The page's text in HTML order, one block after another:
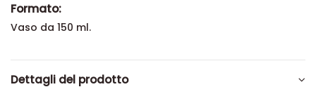
Formato:
Vaso da 150 ml.
Dettagli del prodotto